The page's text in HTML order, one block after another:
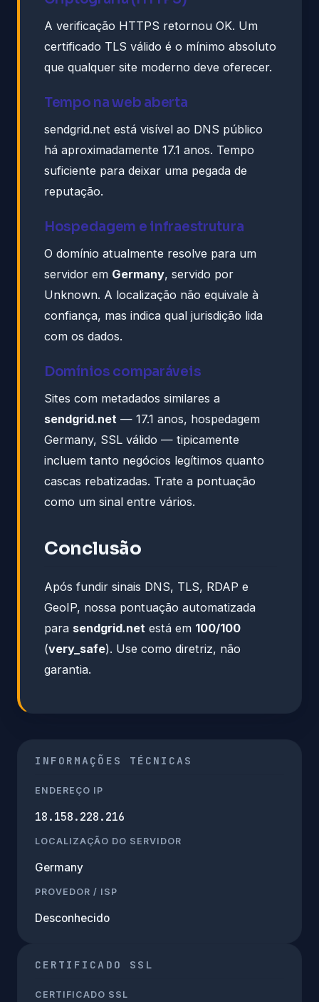
A verificação HTTPS retornou OK. Um
certificado TLS válido é o mínimo absoluto
que qualquer site moderno deve oferecer.
Tempo na web aberta
sendgrid.net está visível ao DNS público
há aproximadamente 17.1 anos. Tempo
suficiente para deixar uma pegada de
reputação.
Hospedagem e infraestrutura
O domínio atualmente resolve para um
servidor em Germany, servido por
Unknown. A localização não equivale à
confiança, mas indica qual jurisdição lida
com os dados.
Domínios comparáveis
Sites com metadados similares a
sendgrid.net — 17.1 anos, hospedagem
Germany, SSL válido — tipicamente
incluem tanto negócios legítimos quanto
cascas rebatizadas. Trate a pontuação
como um sinal entre vários.
Conclusão
Após fundir sinais DNS, TLS, RDAP e
GeoIP, nossa pontuação automatizada
para sendgrid.net está em 100/100
(very_safe). Use como diretriz, não
garantia.
INFORMAÇÕES TÉCNICAS
ENDEREÇO IP
18.158.228.216
LOCALIZAÇÃO DO SERVIDOR
Germany
PROVEDOR / ISP
Desconhecido
CERTIFICADO SSL
CERTIFICADO SSL